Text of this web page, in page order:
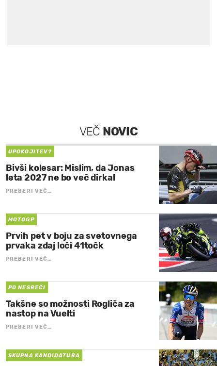
VEČ NOVIC
UPOKOJITEV?
Bivši kolesar: Mislim, da Jonas
leta 2027 ne bo več dirkal
PREBERI VEČ…
MOTOGP
Prvih pet v boju za svetovnega
prvaka zdaj loči 41točk
PREBERI VEČ…
PO NESREČI
Takšne so možnosti Rogliča za
nastop na Vuelti
PREBERI VEČ…
SKUPNA KANDIDATURA